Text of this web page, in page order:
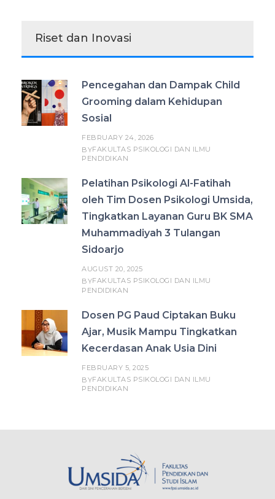
Riset dan Inovasi
Pencegahan dan Dampak Child
Grooming dalam Kehidupan
Sosial
FEBRUARY 24, 2026
BYFAKULTAS PSIKOLOGI DAN ILMU
PENDIDIKAN
Pelatihan Psikologi Al-Fatihah
oleh Tim Dosen Psikologi Umsida,
Tingkatkan Layanan Guru BK SMA
Muhammadiyah 3 Tulangan
Sidoarjo
AUGUST 20, 2025
BYFAKULTAS PSIKOLOGI DAN ILMU
PENDIDIKAN
Dosen PG Paud Ciptakan Buku
Ajar, Musik Mampu Tingkatkan
Kecerdasan Anak Usia Dini
FEBRUARY 5, 2025
BYFAKULTAS PSIKOLOGI DAN ILMU
PENDIDIKAN